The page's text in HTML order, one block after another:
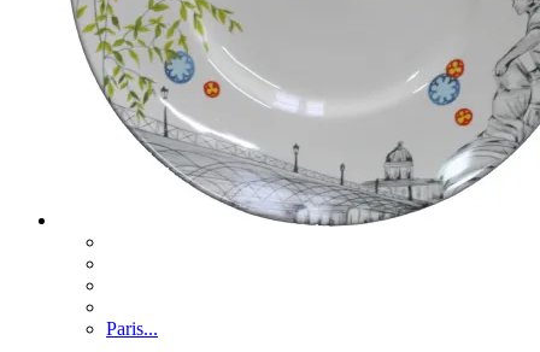
Paris...